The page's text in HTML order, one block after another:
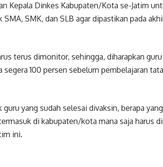
Kepala Dinkes Kabupaten/Kota se-Jatim
SMK, dan SLB agar dipastikan pada
terus dimonitor, sehingga, diharapkan
100 persen sebelum pembelajaran
yang sudah selesai divaksin, berapa
di kabupaten/kota mana saja harus
ini.